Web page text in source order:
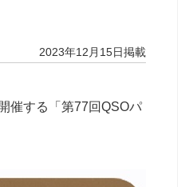
2023年12月15日掲載
催する「第77回QSOパ